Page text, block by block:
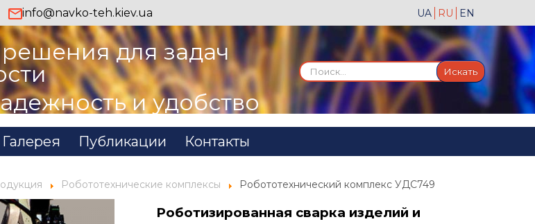
info@navko-teh.kiev.ua UA RU EN
Искать... Искать
для задач
и удобство
Галерея Публикации Контакты
Робототехнические комплексы Робототехнический комплекс УДС749
Роботизированная сварка изделий и